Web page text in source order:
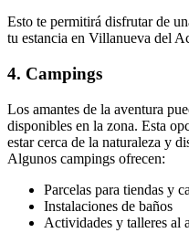
Esto te permitirá disfrutar de
tu estancia en Villanueva del
4. Campings
Los amantes de la aventura
disponibles en la zona. Esta
estar cerca de la naturaleza y
Algunos campings ofrecen:
Parcelas para tiendas y
Instalaciones de baños
Actividades y talleres al